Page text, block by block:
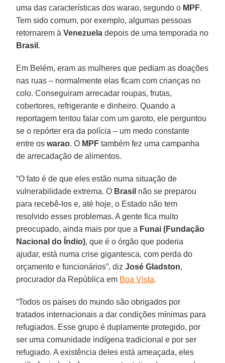
uma das características dos warao, segundo o MPF.
Tem sido comum, por exemplo, algumas pessoas
retornarem àVenezuela depois de uma temporada no
Brasil .
Em Belém, eram as mulheres que pediam as doações
nas ruas – normalmente elas ficam com crianças no
colo. Conseguiram arrecadar roupas, frutas,
cobertores, refrigerante e dinheiro. Quando a
reportagem tentou falar com um garoto, ele perguntou
se o repórter era da polícia – um medo constante
entre oswarao. O MPF também fez uma campanha
de arrecadação de alimentos.
“O fato é de que eles estão numa situação de
vulnerabilidade extrema. O Brasil não se preparou
para recebê-los e, até hoje, o Estado não tem
resolvido esses problemas. A gente fica muito
preocupado, ainda mais por que a Funai (Fundação
Nacional do Índio), que é o órgão que poderia
ajudar, está numa crise gigantesca, com perda do
orçamento e funcionários”, dizJosé Gladston,
procurador da República em Boa Vista.
“Todos os países do mundo são obrigados por
tratados internacionais a dar condições mínimas para
refugiados. Esse grupo é duplamente protegido, por
ser uma comunidade indígena tradicional e por ser
refugiado. A existência deles está ameaçada, eles